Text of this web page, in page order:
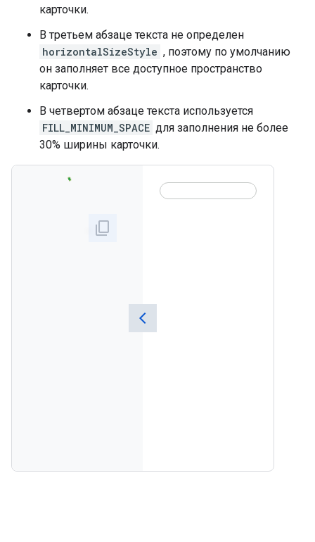
карточки.
В третьем абзаце текста не определен
horizontalSizeStyle , поэтому по умолчанию
он заполняет все доступное пространство
карточки.
В четвертом абзаце текста используется
FILL_MINIMUM_SPACE для заполнения не более
30% ширины карточки.